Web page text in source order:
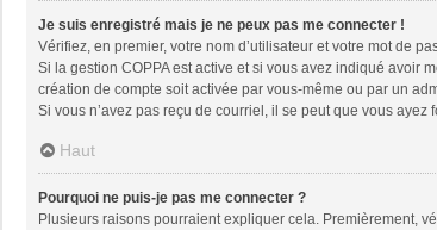
Je suis enregistré mais je ne peux pas me connecter !
Vérifiez, en premier, votre nom d’utilisateur et votre mot de
Si la gestion COPPA est active et si vous avez indiqué avoir
création de compte soit activée par vous-même ou par un
Si vous n’avez pas reçu de courriel, il se peut que vous
Haut
Pourquoi ne puis-je pas me connecter ?
Plusieurs raisons pourraient expliquer cela. Premièrement,